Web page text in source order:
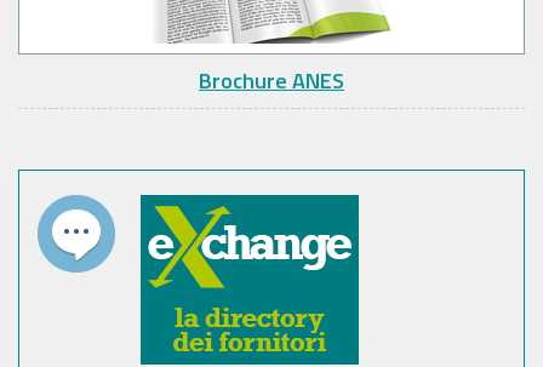
Brochure ANES